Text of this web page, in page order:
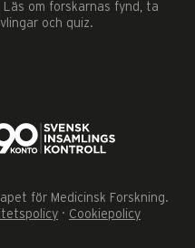
om forskarnas fynd, ta
och quiz.
för Medicinsk Forskning.
· Cookiepolicy